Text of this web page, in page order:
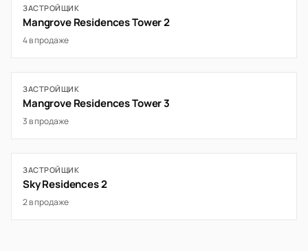
ЗАСТРОЙЩИК
Mangrove Residences Tower 2
4 в продаже
ЗАСТРОЙЩИК
Mangrove Residences Tower 3
3 в продаже
ЗАСТРОЙЩИК
Sky Residences 2
2 в продаже